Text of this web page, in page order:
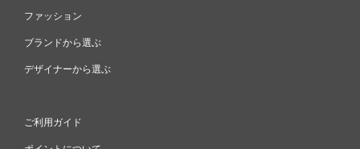
ファッション
ブランドから選ぶ
デザイナーから選ぶ
ご利用ガイド